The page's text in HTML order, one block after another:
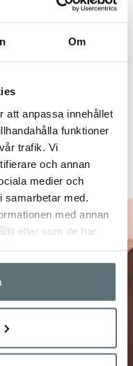
Om
att anpassa innehållet
funktioner
trafik. Vi
och annan
medier och
med.
med annan
eller som de har
nästa